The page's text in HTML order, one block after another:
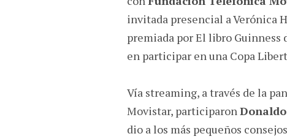
invitada presencial a Verónica
premiada por El libro Guinness
en participar en una Copa
Vía streaming, a través de la
Movistar, participaron
dio a los más pequeños